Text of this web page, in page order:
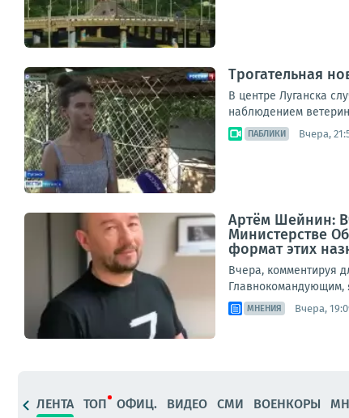
Трогательная
В центре Луганска
наблюдением
ПАБЛИКИ Вчера,
Артём Шейнин:
Министерстве
формат этих
Вчера, комментируя
Главнокомандующим,
МНЕНИЯ Вчера,
ЛЕНТА ТОП ОФИЦ. ВИДЕО СМИ ВОЕНКОРЫ